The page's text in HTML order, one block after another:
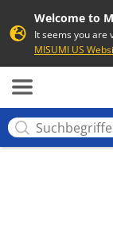
Welcome to
It seems you are
MISUMI US